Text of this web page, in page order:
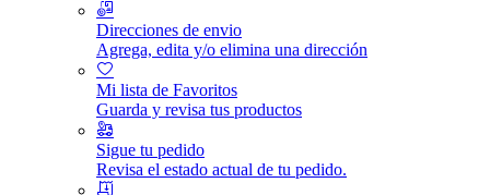
Direcciones de envio
Agrega, edita y/o elimina una dirección
Mi lista de Favoritos
Guarda y revisa tus productos
Sigue tu pedido
Revisa el estado actual de tu pedido.